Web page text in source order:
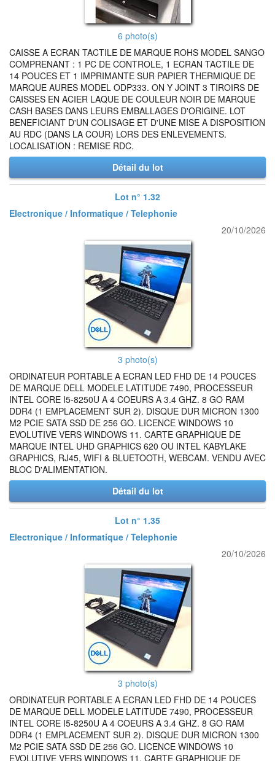
6 photo(s)
CAISSE A ECRAN TACTILE DE MARQUE ROHS MODEL SANGO
COMPRENANT : 1 PC DE CONTROLE, 1 ECRAN TACTILE DE
14 POUCES ET 1 IMPRIMANTE SUR PAPIER THERMIQUE DE
MARQUE AURES MODEL ODP333. ON Y JOINT 3 TIROIRS DE
CAISSES EN ACIER LAQUE DE COULEUR NOIR DE MARQUE
CASH BASES DANS LEURS EMBALLAGES D'ORIGINE. LOT
BENEFICIANT D'UN COLISAGE ET D'UNE MISE A DISPOSITION
AU RDC (DANS LA COUR) LORS DES ENLEVEMENTS.
LOCALISATION : REMISE RDC.
Détail du lot
Lot n° 1.32
Electronique / Informatique / Telephonie
20/10/2026
3 photo(s)
ORDINATEUR PORTABLE A ECRAN LED FHD DE 14 POUCES
DE MARQUE DELL MODELE LATITUDE 7490, PROCESSEUR
INTEL CORE I5-8250U A 4 COEURS A 3.4 GHZ. 8 GO RAM
DDR4 (1 EMPLACEMENT SUR 2). DISQUE DUR MICRON 1300
M2 PCIE SATA SSD DE 256 GO. LICENCE WINDOWS 10
EVOLUTIVE VERS WINDOWS 11. CARTE GRAPHIQUE DE
MARQUE INTEL UHD GRAPHICS 620 OU INTEL KABYLAKE
GRAPHICS, RJ45, WIFI & BLUETOOTH, WEBCAM. VENDU AVEC
BLOC D'ALIMENTATION.
Détail du lot
Lot n° 1.35
Electronique / Informatique / Telephonie
20/10/2026
3 photo(s)
ORDINATEUR PORTABLE A ECRAN LED FHD DE 14 POUCES
DE MARQUE DELL MODELE LATITUDE 7490, PROCESSEUR
INTEL CORE I5-8250U A 4 COEURS A 3.4 GHZ. 8 GO RAM
DDR4 (1 EMPLACEMENT SUR 2). DISQUE DUR MICRON 1300
M2 PCIE SATA SSD DE 256 GO. LICENCE WINDOWS 10
EVOLUTIVE VERS WINDOWS 11. CARTE GRAPHIQUE DE